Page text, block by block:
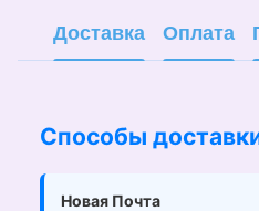
Доставка Оплата
Способы
Новая Почта